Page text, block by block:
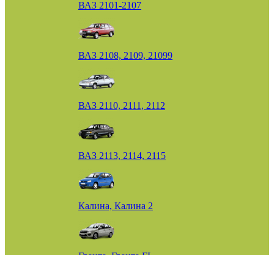
ВАЗ 2101-2107
ВАЗ 2108, 2109, 21099
ВАЗ 2110, 2111, 2112
ВАЗ 2113, 2114, 2115
Калина, Калина 2